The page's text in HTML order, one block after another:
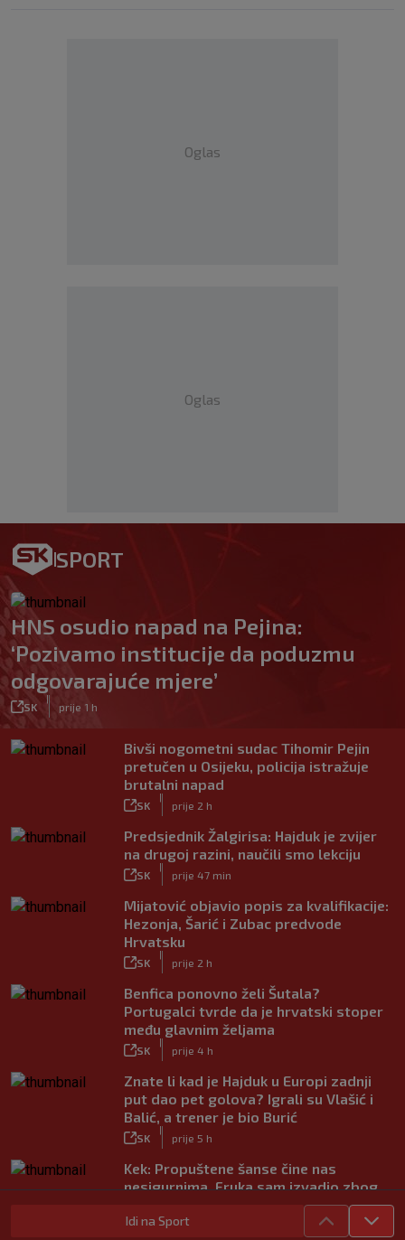
Oglas
Oglas
SPORT
HNS osudio napad na Pejina:
‘Pozivamo institucije da poduzmu
odgovarajuće mjere’
SK prije 1 h
Bivši nogometni sudac Tihomir Pejin
pretučen u Osijeku, policija istražuje
brutalni napad
SK prije 2 h
Predsjednik Žalgirisa: Hajduk je zvijer
na drugoj razini, naučili smo lekciju
SK prije 47 min
Mijatović objavio popis za kvalifikacije:
Hezonja, Šarić i Zubac predvode
Hrvatsku
SK prije 2 h
Benfica ponovno želi Šutala?
Portugalci tvrde da je hrvatski stoper
među glavnim željama
SK prije 4 h
Znate li kad je Hajduk u Europi zadnji
put dao pet golova? Igrali su Vlašić i
Balić, a trener je bio Burić
SK prije 5 h
Kek: Propuštene šanse čine nas
nesigurnima. Fruka sam izvadio zbog
ozljede, pripremamo se na život bez
njega
Idi na Sport